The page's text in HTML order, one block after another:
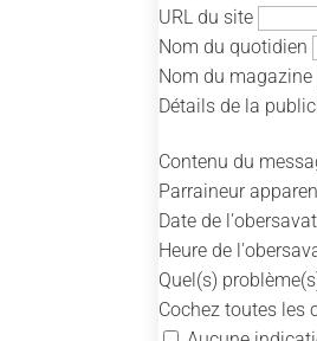
URL du site
Nom du quotidien
Nom du magazine
Détails de la
Contenu du
Parraineur
Date de
Heure de
Quel(s)
Cochez toutes les